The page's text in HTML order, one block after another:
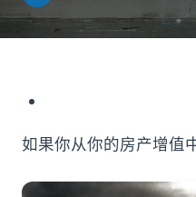
如果你从你的房产增值